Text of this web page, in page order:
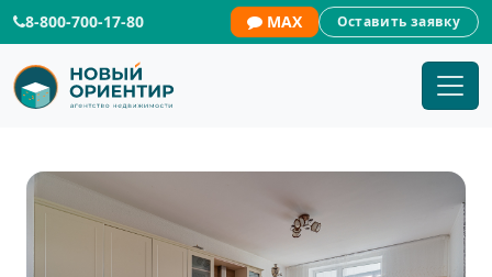
8-800-700-17-80 MAX Оставить заявку